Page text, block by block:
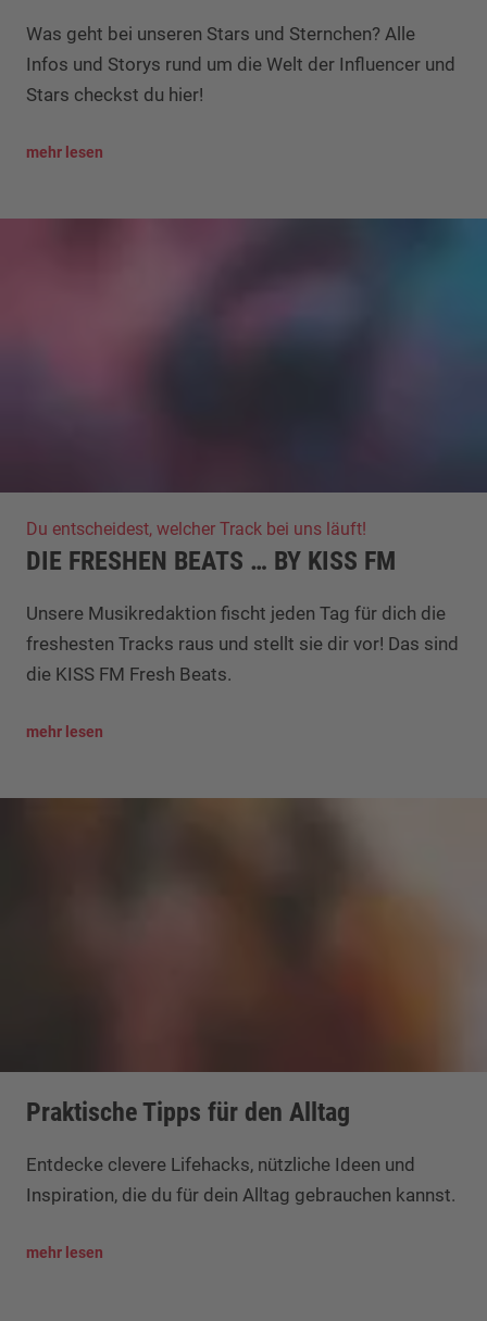
Was geht bei unseren Stars und Sternchen? Alle
Infos und Storys rund um die Welt der Influencer und
Stars checkst du hier!
mehr lesen
Du entscheidest, welcher Track bei uns läuft!
DIE FRESHEN BEATS … BY KISS FM
Unsere Musikredaktion fischt jeden Tag für dich die
freshesten Tracks raus und stellt sie dir vor! Das sind
die KISS FM Fresh Beats.
mehr lesen
Praktische Tipps für den Alltag
Entdecke clevere Lifehacks, nützliche Ideen und
Inspiration, die du für dein Alltag gebrauchen kannst.
mehr lesen